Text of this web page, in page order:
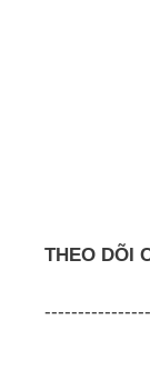
THEO DÕI